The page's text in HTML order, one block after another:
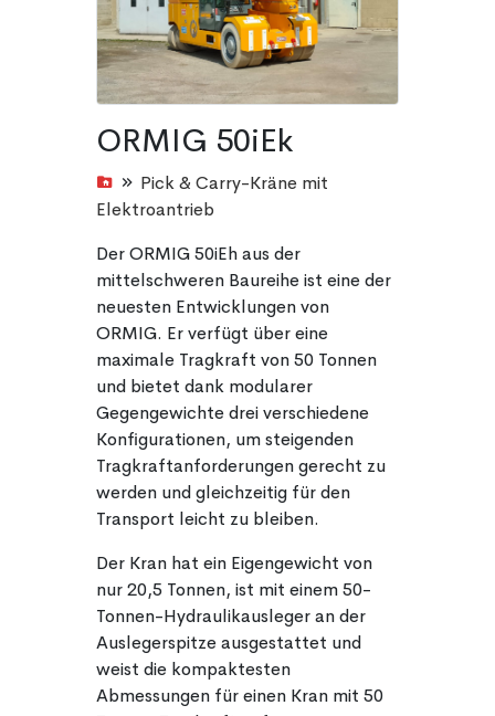
ORMIG 50iEk
Pick & Carry-Kräne mit
Elektroantrieb
Der ORMIG 50iEh aus der
mittelschweren Baureihe ist eine der
neuesten Entwicklungen von
ORMIG. Er verfügt über eine
maximale Tragkraft von 50 Tonnen
und bietet dank modularer
Gegengewichte drei verschiedene
Konfigurationen, um steigenden
Tragkraftanforderungen gerecht zu
werden und gleichzeitig für den
Transport leicht zu bleiben.
Der Kran hat ein Eigengewicht von
nur 20,5 Tonnen, ist mit einem 50-
Tonnen-Hydraulikausleger an der
Auslegerspitze ausgestattet und
weist die kompaktesten
Abmessungen für einen Kran mit 50